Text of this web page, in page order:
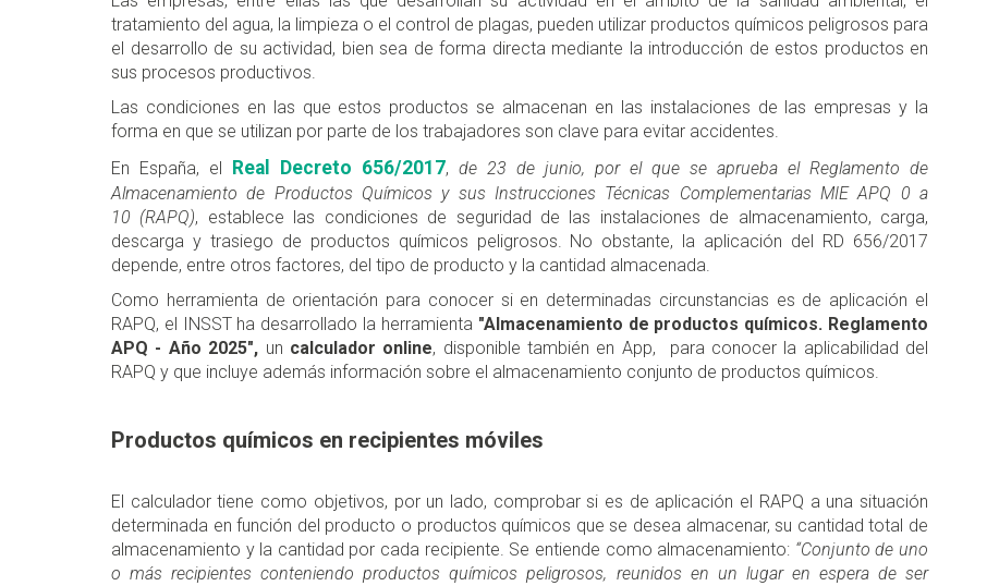
tratamiento del agua, la limpieza o el control de plagas, pueden utilizar productos químicos peligrosos para
el desarrollo de su actividad, bien sea de forma directa mediante la introducción de estos productos en
sus procesos productivos.
Las condiciones en las que estos productos se almacenan en las instalaciones de las empresas y la
forma en que se utilizan por parte de los trabajadores son clave para evitar accidentes.
En España, el
Real Decreto 656/2017, de 23 de junio, por el que se aprueba el Reglamento de
Almacenamiento de Productos Químicos y sus Instrucciones Técnicas Complementarias MIE APQ 0 a
10 (RAPQ), establece las condiciones de seguridad de las instalaciones de almacenamiento, carga,
descarga y trasiego de productos químicos peligrosos. No obstante, la aplicación del RD 656/2017
depende, entre otros factores, del tipo de producto y la cantidad almacenada.
Como herramienta de orientación para conocer si en determinadas circunstancias es de aplicación el
RAPQ, el INSST ha desarrollado la herramienta"Almacenamiento de productos químicos. Reglamento
APQ - Año 2025", un calculador online, disponible también en App, para conocer la aplicabilidad del
RAPQ y que incluye además información sobre el almacenamiento conjunto de productos químicos.
Productos químicos en recipientes móviles
El calculador tiene como objetivos, por un lado, comprobar si es de aplicación el RAPQ a una situación
determinada en función del producto o productos químicos que se desea almacenar, su cantidad total de
almacenamiento y la cantidad por cada recipiente. Se entiende como almacenamiento: “Conjunto de uno
o más recipientes conteniendo productos químicos peligrosos, reunidos en un lugar en espera de ser